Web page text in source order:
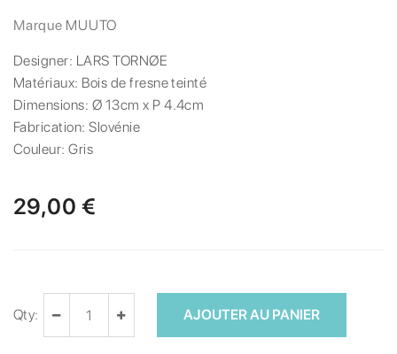
Marque MUUTO
Designer: LARS TORNØE
Matériaux: Bois de fresne teinté
Dimensions: Ø 13cm x P 4.4cm
Fabrication:Slovénie
Couleur:Gris
29,00 €
Qty: AJOUTER AU PANIER